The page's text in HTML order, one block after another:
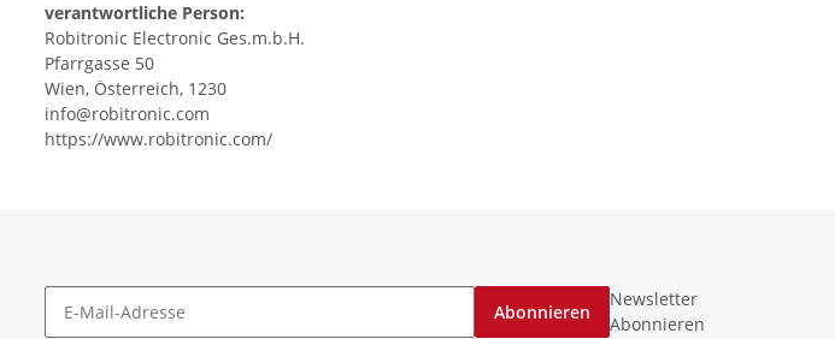
verantwortliche Person:
Robitronic Electronic Ges.m.b.H.
Pfarrgasse 50
Wien, Österreich, 1230
info@robitronic.com
https://www.robitronic.com/
Abonnieren
Newsletter
Abonnieren